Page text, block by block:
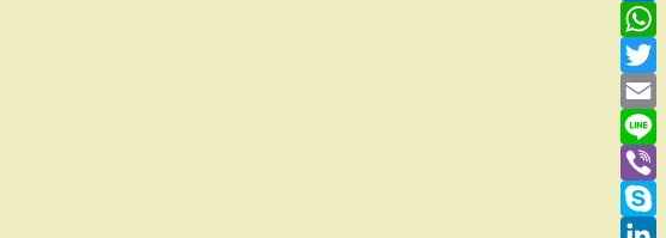
Facebook
WhatsApp
Twitter
Email
Line
Viber